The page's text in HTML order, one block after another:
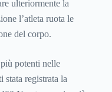
ulteriormente la
l’atleta ruota le
del corpo.
potenti nelle
registrata la